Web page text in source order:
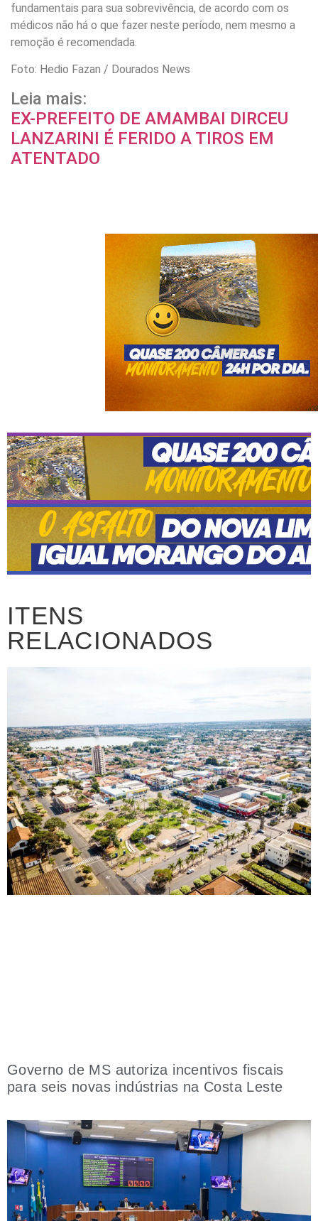
fundamentais para sua sobrevivência, de acordo com os
médicos não há o que fazer neste período, nem mesmo a
remoção é recomendada.
Foto: Hedio Fazan / Dourados News
Leia mais:
EX-PREFEITO DE AMAMBAI DIRCEU
LANZARINI É FERIDO A TIROS EM
ATENTADO
ITENS
RELACIONADOS
Governo de MS autoriza incentivos fiscais
para seis novas indústrias na Costa Leste